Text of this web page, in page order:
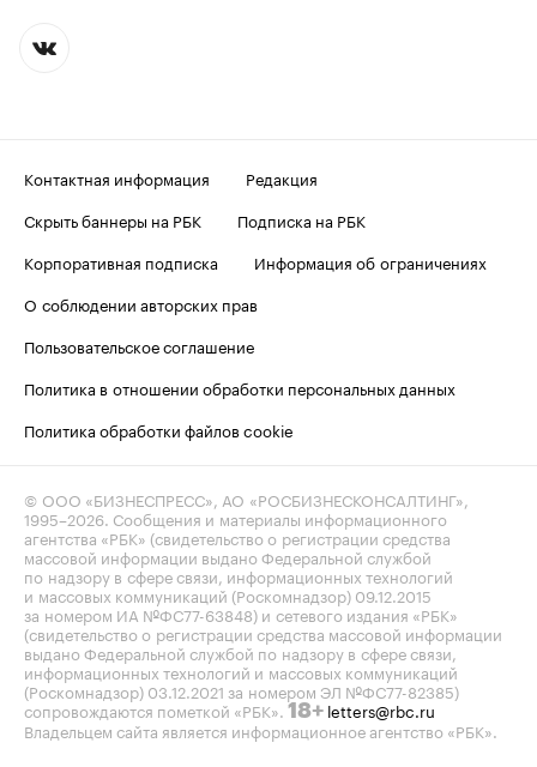
Контактная информация
Редакция
Скрыть баннеры на РБК
Подписка на РБК
Корпоративная подписка
Информация об ограничениях
О соблюдении авторских прав
Пользовательское соглашение
Политика в отношении обработки персональных данных
Политика обработки файлов cookie
© ООО «БИЗНЕСПРЕСС», АО «РОСБИЗНЕСКОНСАЛТИНГ»,
1995–2026 . Сообщения и материалы информационного
агентства «РБК» (свидетельство о регистрации средства
массовой информации выдано Федеральной службой
по надзору в сфере связи, информационных технологий
и массовых коммуникаций (Роскомнадзор) 09.12.2015
за номером ИА №ФС77-63848) и сетевого издания «РБК»
(свидетельство о регистрации средства массовой информации
выдано Федеральной службой по надзору в сфере связи,
информационных технологий и массовых коммуникаций
(Роскомнадзор) 03.12.2021 за номером ЭЛ №ФС77-82385)
сопровождаются пометкой «РБК». 18+ letters@rbc.ru
Владельцем сайта является информационное агентство «РБК».